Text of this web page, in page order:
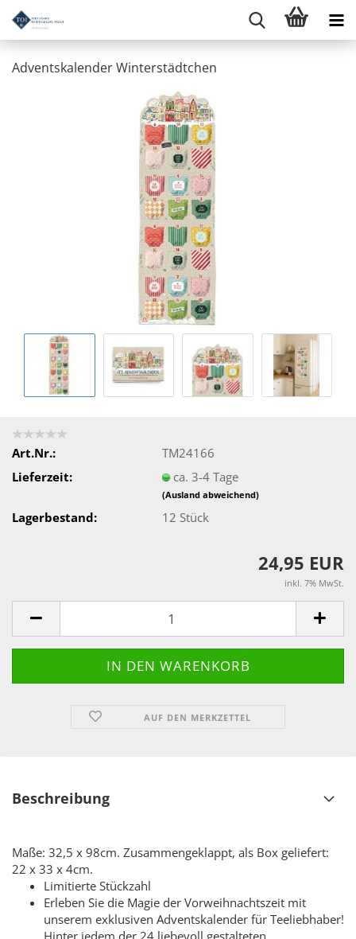
Adventskalender Winterstädtchen
Art.Nr.:
TM24166
Lieferzeit:
ca. 3-4 Tage
(Ausland abweichend)
Lagerbestand: 12 Stück
24,95 EUR
inkl. 7% MwSt.
AUF DEN MERKZETTEL
Beschreibung
Maße: 32,5 x 98cm. Zusammengeklappt, als Box geliefert:
22 x 33 x 4cm.
Limitierte Stückzahl
Erleben Sie die Magie der Vorweihnachtszeit mit
unserem exklusiven Adventskalender für Teeliebhaber!
Hinter jedem der 24 liebevoll gestalteten